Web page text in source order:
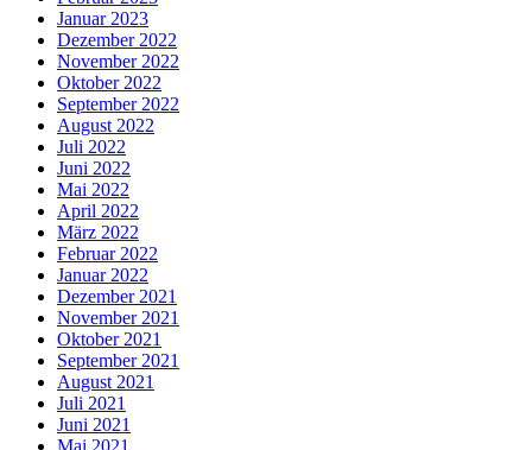
Januar 2023
Dezember 2022
November 2022
Oktober 2022
September 2022
August 2022
Juli 2022
Juni 2022
Mai 2022
April 2022
März 2022
Februar 2022
Januar 2022
Dezember 2021
November 2021
Oktober 2021
September 2021
August 2021
Juli 2021
Juni 2021
Mai 2021